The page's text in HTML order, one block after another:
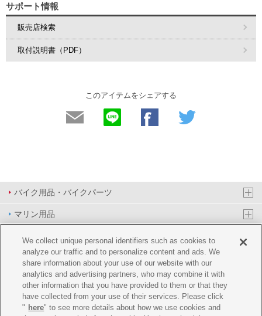
サポート情報
販売店検索
取付説明書（PDF）
このアイテムをシェアする
バイク用品・バイクパーツ
マリン用品
PAS/YPJ用品
その他用品
イベント&エンターテイメント
オンラインショップ
We collect unique personal identifiers such as cookies to
analyze our traffic and to personalize content and ads. We
share information about your use of our website with our
analytics and advertising partners, who may combine it with
other information that you have provided to them or that they
have collected from your use of their services. Please click
" here" to see more details about how we use cookies and